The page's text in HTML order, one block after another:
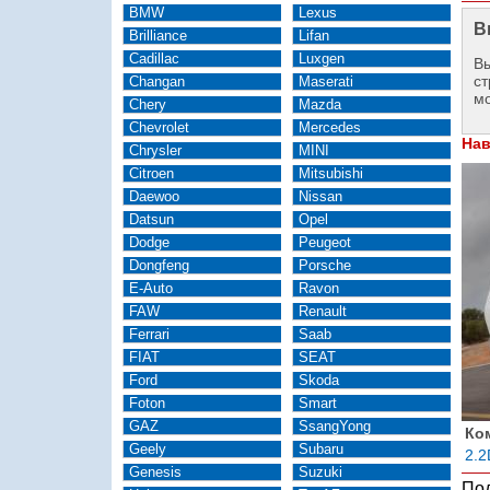
BMW
Brilliance
Cadillac
Changan
Chery
Chevrolet
Chrysler
Citroen
Daewoo
Datsun
Dodge
Dongfeng
E-Auto
FAW
Ferrari
FIAT
Ford
Foton
GAZ
Geely
Genesis
Lexus
Lifan
Luxgen
Maserati
Mazda
Mercedes
MINI
Mitsubishi
Nissan
Opel
Peugeot
Porsche
Ravon
Renault
Saab
SEAT
Skoda
Smart
SsangYong
Subaru
Suzuki